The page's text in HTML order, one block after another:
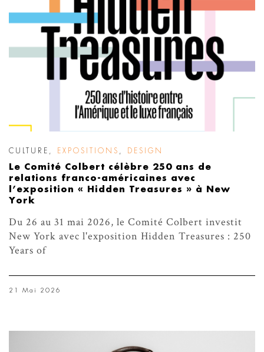
CULTURE EXPOSITIONS DESIGN
Le Comité Colbert célèbre 250 ans de
relations franco-américaines avec
l’exposition « Hidden Treasures » à New
York
Du 26 au 31 mai 2026, le Comité Colbert investit
New York avec l'exposition Hidden Treasures : 250
Years of
21 Mai 2026